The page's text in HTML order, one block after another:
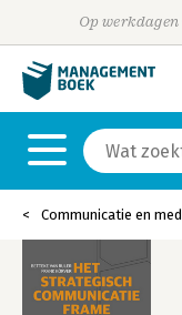
Op
Communicatie en